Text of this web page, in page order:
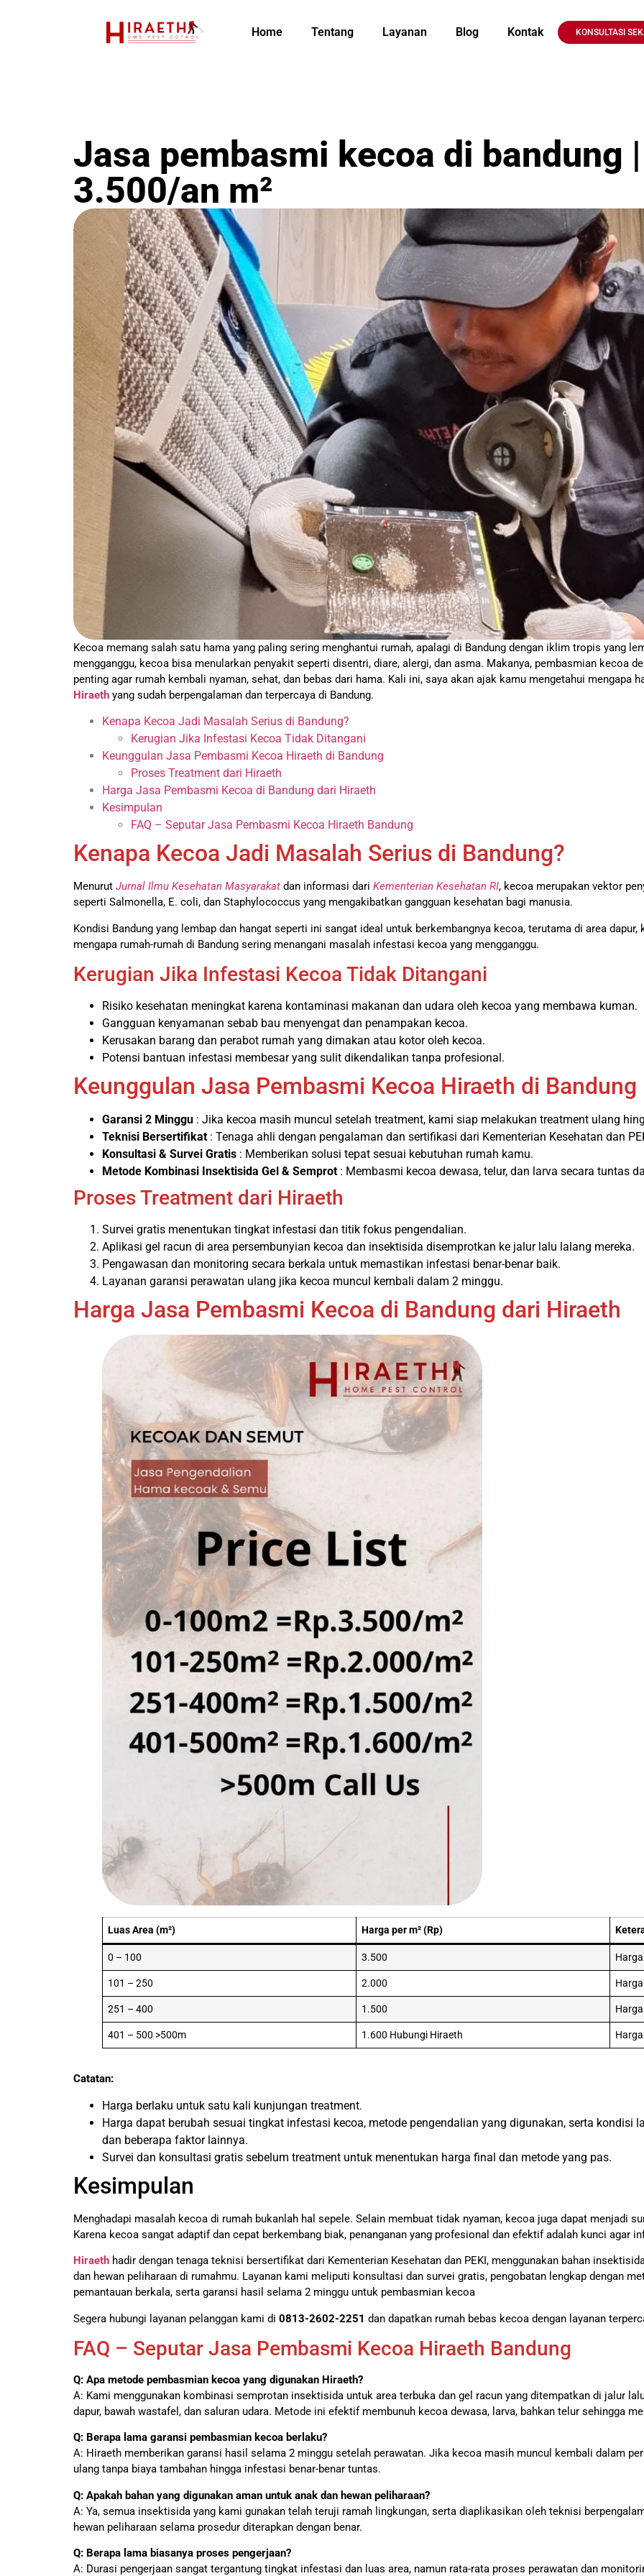
Home Tentang Layanan Blog Kontak KONSULTASI
Jasa pembasmi kecoa di bandung
3.500/an m²
Kecoa memang salah satu hama yang paling sering menghantui rumah, apalagi di Bandung dengan iklim tropis yang
mengganggu, kecoa bisa menularkan penyakit seperti disentri, diare, alergi, dan asma. Makanya, pembasmian kecoa
penting agar rumah kembali nyaman, sehat, dan bebas dari hama. Kali ini, saya akan ajak kamu mengetahui mengapa
Hiraeth yang sudah berpengalaman dan terpercaya di Bandung.
Kenapa Kecoa Jadi Masalah Serius di Bandung?
Kerugian Jika Infestasi Kecoa Tidak Ditangani
Keunggulan Jasa Pembasmi Kecoa Hiraeth di Bandung
Proses Treatment dari Hiraeth
Harga Jasa Pembasmi Kecoa di Bandung dari Hiraeth
Kesimpulan
FAQ – Seputar Jasa Pembasmi Kecoa Hiraeth Bandung
Kenapa Kecoa Jadi Masalah Serius di Bandung?
Menurut Jurnal Ilmu Kesehatan Masyarakat dan informasi dari Kementerian Kesehatan RI, kecoa merupakan vektor
seperti Salmonella, E. coli, dan Staphylococcus yang mengakibatkan gangguan kesehatan bagi manusia.
Kondisi Bandung yang lembap dan hangat seperti ini sangat ideal untuk berkembangnya kecoa, terutama di area
mengapa rumah-rumah di Bandung sering menangani masalah infestasi kecoa yang mengganggu.
Kerugian Jika Infestasi Kecoa Tidak Ditangani
Risiko kesehatan meningkat karena kontaminasi makanan dan udara oleh kecoa yang membawa kuman.
Gangguan kenyamanan sebab bau menyengat dan penampakan kecoa.
Kerusakan barang dan perabot rumah yang dimakan atau kotor oleh kecoa.
Potensi bantuan infestasi membesar yang sulit dikendalikan tanpa profesional.
Keunggulan Jasa Pembasmi Kecoa Hiraeth di Bandung
Garansi 2 Minggu : Jika kecoa masih muncul setelah treatment, kami siap melakukan treatment ulang
Teknisi Bersertifikat : Tenaga ahli dengan pengalaman dan sertifikasi dari Kementerian Kesehatan dan
Konsultasi & Survei Gratis : Memberikan solusi tepat sesuai kebutuhan rumah kamu.
Metode Kombinasi Insektisida Gel & Semprot : Membasmi kecoa dewasa, telur, dan larva secara tuntas
Proses Treatment dari Hiraeth
Survei gratis menentukan tingkat infestasi dan titik fokus pengendalian.
Aplikasi gel racun di area persembunyian kecoa dan insektisida disemprotkan ke jalur lalu lalang mereka.
Pengawasan dan monitoring secara berkala untuk memastikan infestasi benar-benar baik.
Layanan garansi perawatan ulang jika kecoa muncul kembali dalam 2 minggu.
Harga Jasa Pembasmi Kecoa di Bandung dari Hiraeth
Luas Area (m²) Harga per m² (Rp)
0 – 100 3.500
101 – 250 2.000
251 – 400 1.500
401 – 500 >500m 1.600 Hubungi Hiraeth
Catatan:
Harga berlaku untuk satu kali kunjungan treatment.
Harga dapat berubah sesuai tingkat infestasi kecoa, metode pengendalian yang digunakan, serta kondisi
dan beberapa faktor lainnya.
Survei dan konsultasi gratis sebelum treatment untuk menentukan harga final dan metode yang pas.
Kesimpulan
Menghadapi masalah kecoa di rumah bukanlah hal sepele. Selain membuat tidak nyaman, kecoa juga dapat menjadi
Karena kecoa sangat adaptif dan cepat berkembang biak, penanganan yang profesional dan efektif adalah kunci agar
Hiraeth hadir dengan tenaga teknisi bersertifikat dari Kementerian Kesehatan dan PEKI, menggunakan bahan
dan hewan peliharaan di rumahmu. Layanan kami meliputi konsultasi dan survei gratis, pengobatan lengkap dengan
pemantauan berkala, serta garansi hasil selama 2 minggu untuk pembasmian kecoa
Segera hubungi layanan pelanggan kami di 0813-2602-2251 dan dapatkan rumah bebas kecoa dengan layanan
FAQ – Seputar Jasa Pembasmi Kecoa Hiraeth Bandung
Q: Apa metode pembasmian kecoa yang digunakan Hiraeth?
A: Kami menggunakan kombinasi semprotan insektisida untuk area terbuka dan gel racun yang ditempatkan di jalur
dapur, bawah wastafel, dan saluran udara. Metode ini efektif membunuh kecoa dewasa, larva, bahkan telur sehingga
Q: Berapa lama garansi pembasmian kecoa berlaku?
A: Hiraeth memberikan garansi hasil selama 2 minggu setelah perawatan. Jika kecoa masih muncul kembali dalam
ulang tanpa biaya tambahan hingga infestasi benar-benar tuntas.
Q: Apakah bahan yang digunakan aman untuk anak dan hewan peliharaan?
A: Ya, semua insektisida yang kami gunakan telah teruji ramah lingkungan, serta diaplikasikan oleh teknisi
hewan peliharaan selama prosedur diterapkan dengan benar.
Q: Berapa lama biasanya proses pengerjaan?
A: Durasi pengerjaan sangat tergantung tingkat infestasi dan luas area, namun rata-rata proses perawatan dan